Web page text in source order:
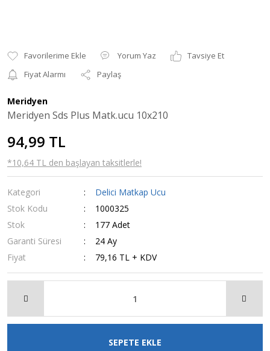
Yorum Yaz
Tavsiye Et
Fiyat Alarmı
Paylaş
Meridyen
Meridyen Sds Plus Matk.ucu 10x210
94,99 TL
*10,64 TL den başlayan taksitlerle!
Kategori
Delici Matkap Ucu
Stok Kodu
1000325
Stok
177 Adet
Garanti Süresi
24 Ay
Fiyat
79,16 TL + KDV
SEPETE EKLE